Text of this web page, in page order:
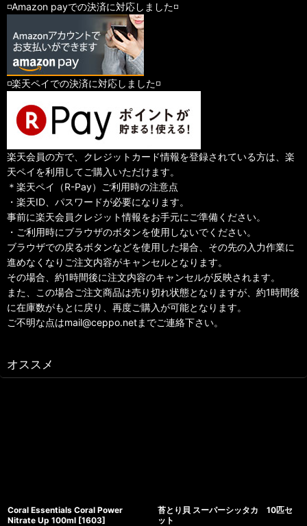
◽️Amazon payでの決済に対応しました◽️
◽️楽天ペイでの決済に対応しました◽️
楽天会員の方で、クレジットカード情報を登録されている方は、楽
天ペイを利用してご購入いただけます。
＊楽天ペイ（R-Pay）ご利用時の注意点
・楽天ID、パスワードが必要になります。
事前に楽天会員クレジット情報をお手元にご準備ください。
・ご利用時にブラウザのボタンを使用しないでください。
ブラウザでの戻るボタンなどを使用した場合、その先の入力作業に
進めなくなりご注文内容がキャンセルとなります。
その場合、約1時間後に注文内容のキャンセルが反映されます。
また、この場合ご注文商品は売り切れ状態となりますが、約1時間後
に在庫数がもとに戻り、再度ご購入が可能となります。
ご不明な点はmail@ceppo.netまでご連絡下さい。
オススメ
Coral Essentials Coral Power
Nitrate Up 100ml [1603]
苔とり貝 スーパーシッタカ 10匹セ
ット